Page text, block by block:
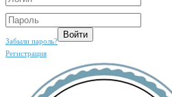
Забыли пароль?
Регистрация